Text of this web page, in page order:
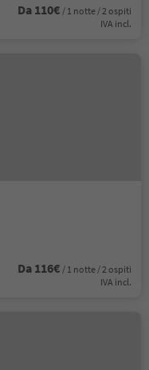
Da 110€ / 1 notte / 2 ospiti
IVA incl.
Da 116€ / 1 notte / 2 ospiti
IVA incl.